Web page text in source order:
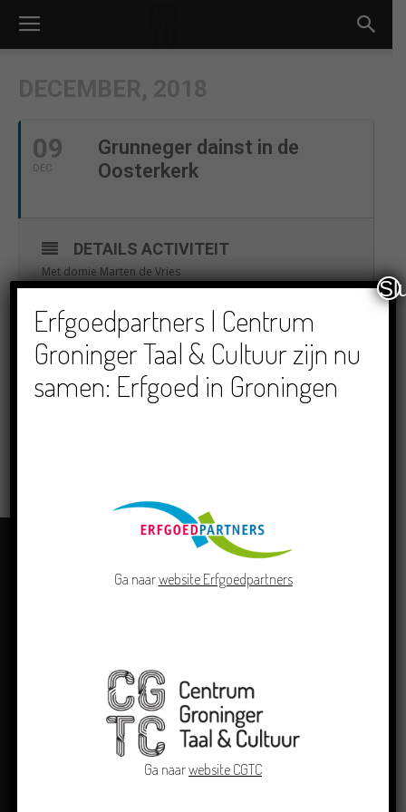
09
DEC
Grunneger dainst in de
Oosterkerk
DETAILS ACTIVITEIT
Met domie Marten de Vries
TIJD
(Zondag) 16:30
OVER ONS
Erfgoedpartners | Centrum
Groninger Taal & Cultuur zijn nu
samen: Erfgoed in Groningen
Ga naarwebsite Erfgoedpartners
Ga naarwebsite CGTC